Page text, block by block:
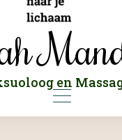
en